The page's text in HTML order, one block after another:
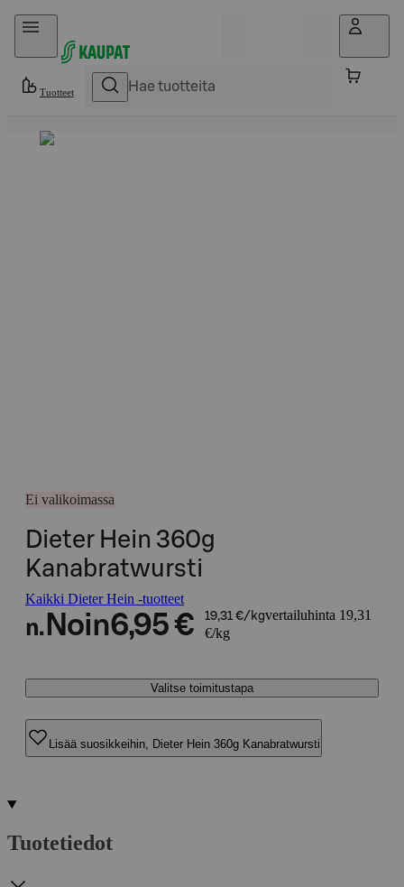
Hyppää sisältöön
Tuotteet
Ei valikoimassa
Dieter Hein 360g
Kanabratwursti
Kaikki Dieter Hein -tuotteet
n. Noin6,95 € 19,31 €/kgvertailuhinta 19,31
€/kg
Valitse toimitustapa
Lisää suosikkeihin, Dieter Hein 360g Kanabratwursti
Tuotetiedot